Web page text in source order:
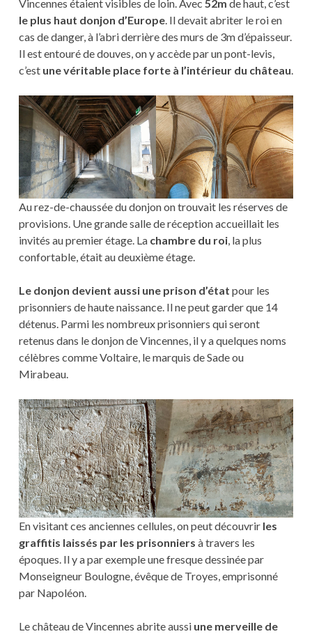
Vincennes étaient visibles de loin. Avec 52m de haut, c’est
le plus haut donjon d’Europe. Il devait abriter le roi en
cas de danger, à l’abri derrière des murs de 3m d’épaisseur.
Il est entouré de douves, on y accède par un pont-levis,
c’est une véritable place forte à l’intérieur du château.
Au rez-de-chaussée du donjon on trouvait les réserves de
provisions. Une grande salle de réception accueillait les
invités au premier étage. La chambre du roi, la plus
confortable, était au deuxième étage.
Le donjon devient aussi une prison d’état pour les
prisonniers de haute naissance. Il ne peut garder que 14
détenus. Parmi les nombreux prisonniers qui seront
retenus dans le donjon de Vincennes, il y a quelques noms
célèbres comme Voltaire, le marquis de Sade ou
Mirabeau.
En visitant ces anciennes cellules, on peut découvrir les
graffitis laissés par les prisonniers à travers les
époques. Il y a par exemple une fresque dessinée par
Monseigneur Boulogne, évêque de Troyes, emprisonné
par Napoléon.
Le château de Vincennes abrite aussi une merveille de